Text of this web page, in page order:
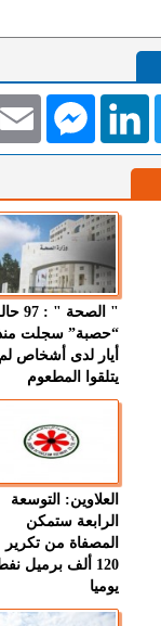
EmailMessengerLinkedIn
" الصحة " :
“حصبة” سجلت
أيار لدى أشخاص لم
يتلقوا المطعوم
العلاوين: التوسعة
الرابعة ستمكن
المصفاة من تكرير
120 ألف برميل
يوميا